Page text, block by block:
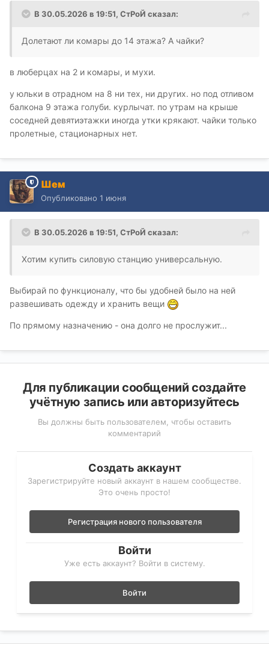
В 30.05.2026 в 19:51, СтРоЙ сказал:
Долетают ли комары до 14 этажа? А чайки?
в люберцах на 2 и комары, и мухи.
у юльки в отрадном на 8 ни тех, ни других. но под отливом
балкона 9 этажа голуби. курлычат. по утрам на крыше
соседней девятиэтажки иногда утки крякают. чайки только
пролетные, стационарных нет.
Шем
Опубликовано 1 июня
В 30.05.2026 в 19:51, СтРоЙ сказал:
Хотим купить силовую станцию универсальную.
Выбирай по функционалу, что бы удобней было на ней
развешивать одежду и хранить вещи
По прямому назначению - она долго не прослужит...
Для публикации сообщений создайте
учётную запись или авторизуйтесь
Вы должны быть пользователем, чтобы оставить
комментарий
Создать аккаунт
Зарегистрируйте новый аккаунт в нашем сообществе.
Это очень просто!
Регистрация нового пользователя
Войти
Уже есть аккаунт? Войти в систему.
Войти